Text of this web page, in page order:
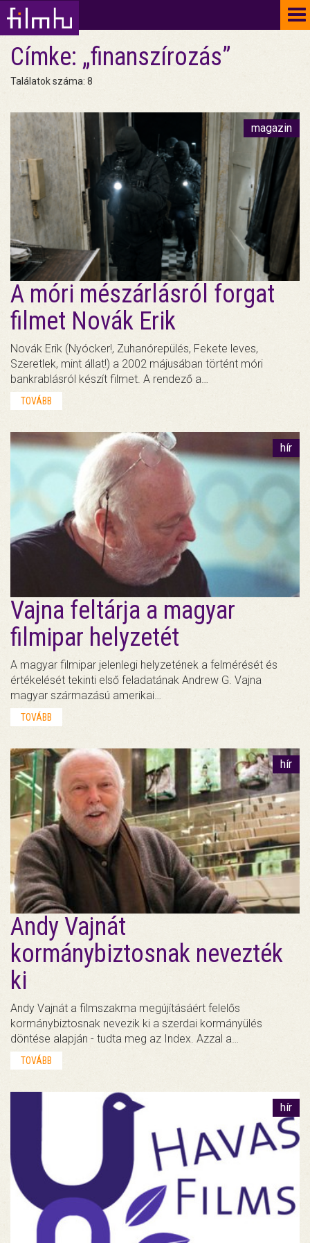
Címke: „finanszírozás”
Találatok száma: 8
magazin
A móri mészárlásról forgat
filmet Novák Erik
Novák Erik (Nyócker!, Zuhanórepülés, Fekete leves,
Szeretlek, mint állat!) a 2002 májusában történt móri
bankrablásról készít filmet. A rendező a…
TOVÁBB
hír
Vajna feltárja a magyar
filmipar helyzetét
A magyar filmipar jelenlegi helyzetének a felmérését és
értékelését tekinti első feladatának Andrew G. Vajna
magyar származású amerikai…
TOVÁBB
hír
Andy Vajnát
kormánybiztosnak nevezték
ki
Andy Vajnát a filmszakma megújításáért felelős
kormánybiztosnak nevezik ki a szerdai kormányülés
döntése alapján - tudta meg az Index. Azzal a…
TOVÁBB
hír